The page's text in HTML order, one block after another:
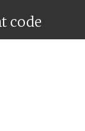
code